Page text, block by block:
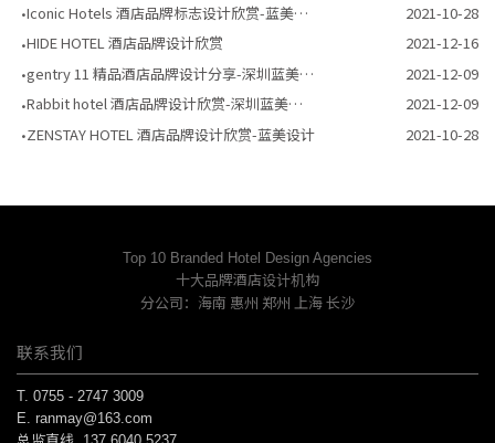
Iconic Hotels 酒店品牌标志设计欣赏-蓝美设计
2021-10-28
HIDE HOTEL 酒店品牌设计欣赏
2021-12-16
gentry 11 精品酒店品牌设计分享-深圳蓝美酒店vi设计
2021-12-09
Rabbit hotel 酒店品牌设计欣赏-深圳蓝美艺术设计
2021-12-09
ZENSTAY HOTEL 酒店品牌设计欣赏-蓝美设计
2021-10-28
Top 10 Branded Hotel Design Agencies
十大品牌酒店设计机构
分公司：海南 惠州 郑州 上海 长沙
联系我们
T. 0755 - 2747 3009
E. ranmay@163.com